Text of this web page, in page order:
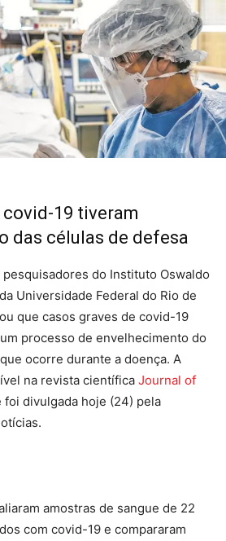
19 tiveram
das células de defesa
do Instituto Oswaldo
Universidade Federal do Rio de
que casos graves de covid-19
processo de envelhecimento do
ocorre durante a doença. A
na revista científica Journal of
foi divulgada hoje (24) pela
amostras de sangue de 22
com covid-19 e compararam